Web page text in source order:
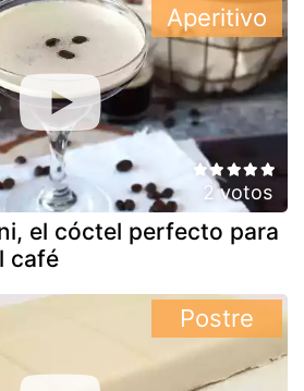
2 votos
el cóctel perfecto para
café
Aperitivo
Postre